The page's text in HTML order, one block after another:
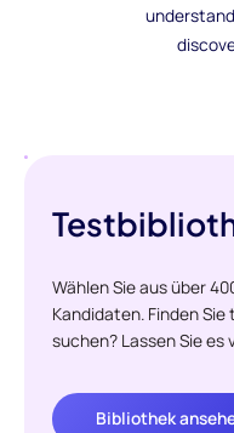
Wählen Sie aus über
Kandidaten. Finden
suchen? Lassen Sie
Bibliothek